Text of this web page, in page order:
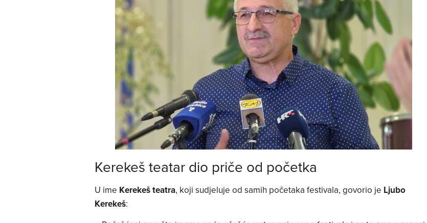
Kerekeš teatar dio priče od početka
U ime Kerekeš teatra, koji sudjeluje od samih početaka festivala, govorio je Ljubo
Kerekeš: